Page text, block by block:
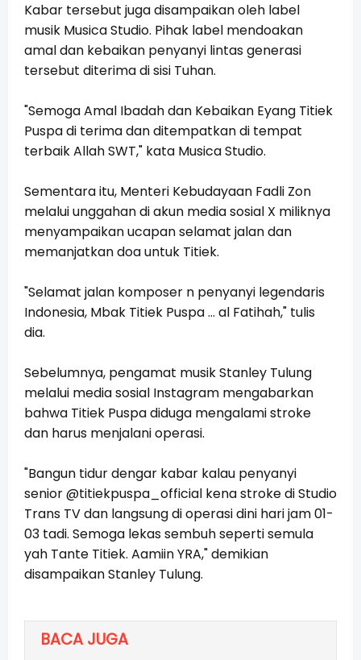
Kabar tersebut juga disampaikan oleh label
musik Musica Studio. Pihak label mendoakan
amal dan kebaikan penyanyi lintas generasi
tersebut diterima di sisi Tuhan.
"Semoga Amal Ibadah dan Kebaikan Eyang Titiek
Puspa di terima dan ditempatkan di tempat
terbaik Allah SWT," kata Musica Studio.
Sementara itu, Menteri Kebudayaan Fadli Zon
melalui unggahan di akun media sosial X miliknya
menyampaikan ucapan selamat jalan dan
memanjatkan doa untuk Titiek.
"Selamat jalan komposer n penyanyi legendaris
Indonesia, Mbak Titiek Puspa … al Fatihah," tulis
dia.
Sebelumnya, pengamat musik Stanley Tulung
melalui media sosial Instagram mengabarkan
bahwa Titiek Puspa diduga mengalami stroke
dan harus menjalani operasi.
"Bangun tidur dengar kabar kalau penyanyi
senior @titiekpuspa_official kena stroke di Studio
Trans TV dan langsung di operasi dini hari jam 01-
03 tadi. Semoga lekas sembuh seperti semula
yah Tante Titiek. Aamiin YRA," demikian
disampaikan Stanley Tulung.
BACA JUGA